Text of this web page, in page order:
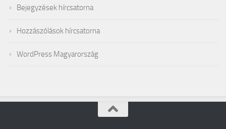
Bejegyzések hírcsatorna
Hozzászólások hírcsatorna
WordPress Magyarország